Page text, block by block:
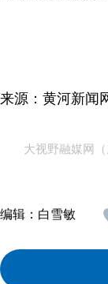
来源：黄河新闻
大视野融媒网
编辑： 白雪敏